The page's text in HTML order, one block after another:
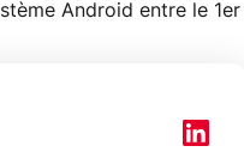
Android entre le 1er